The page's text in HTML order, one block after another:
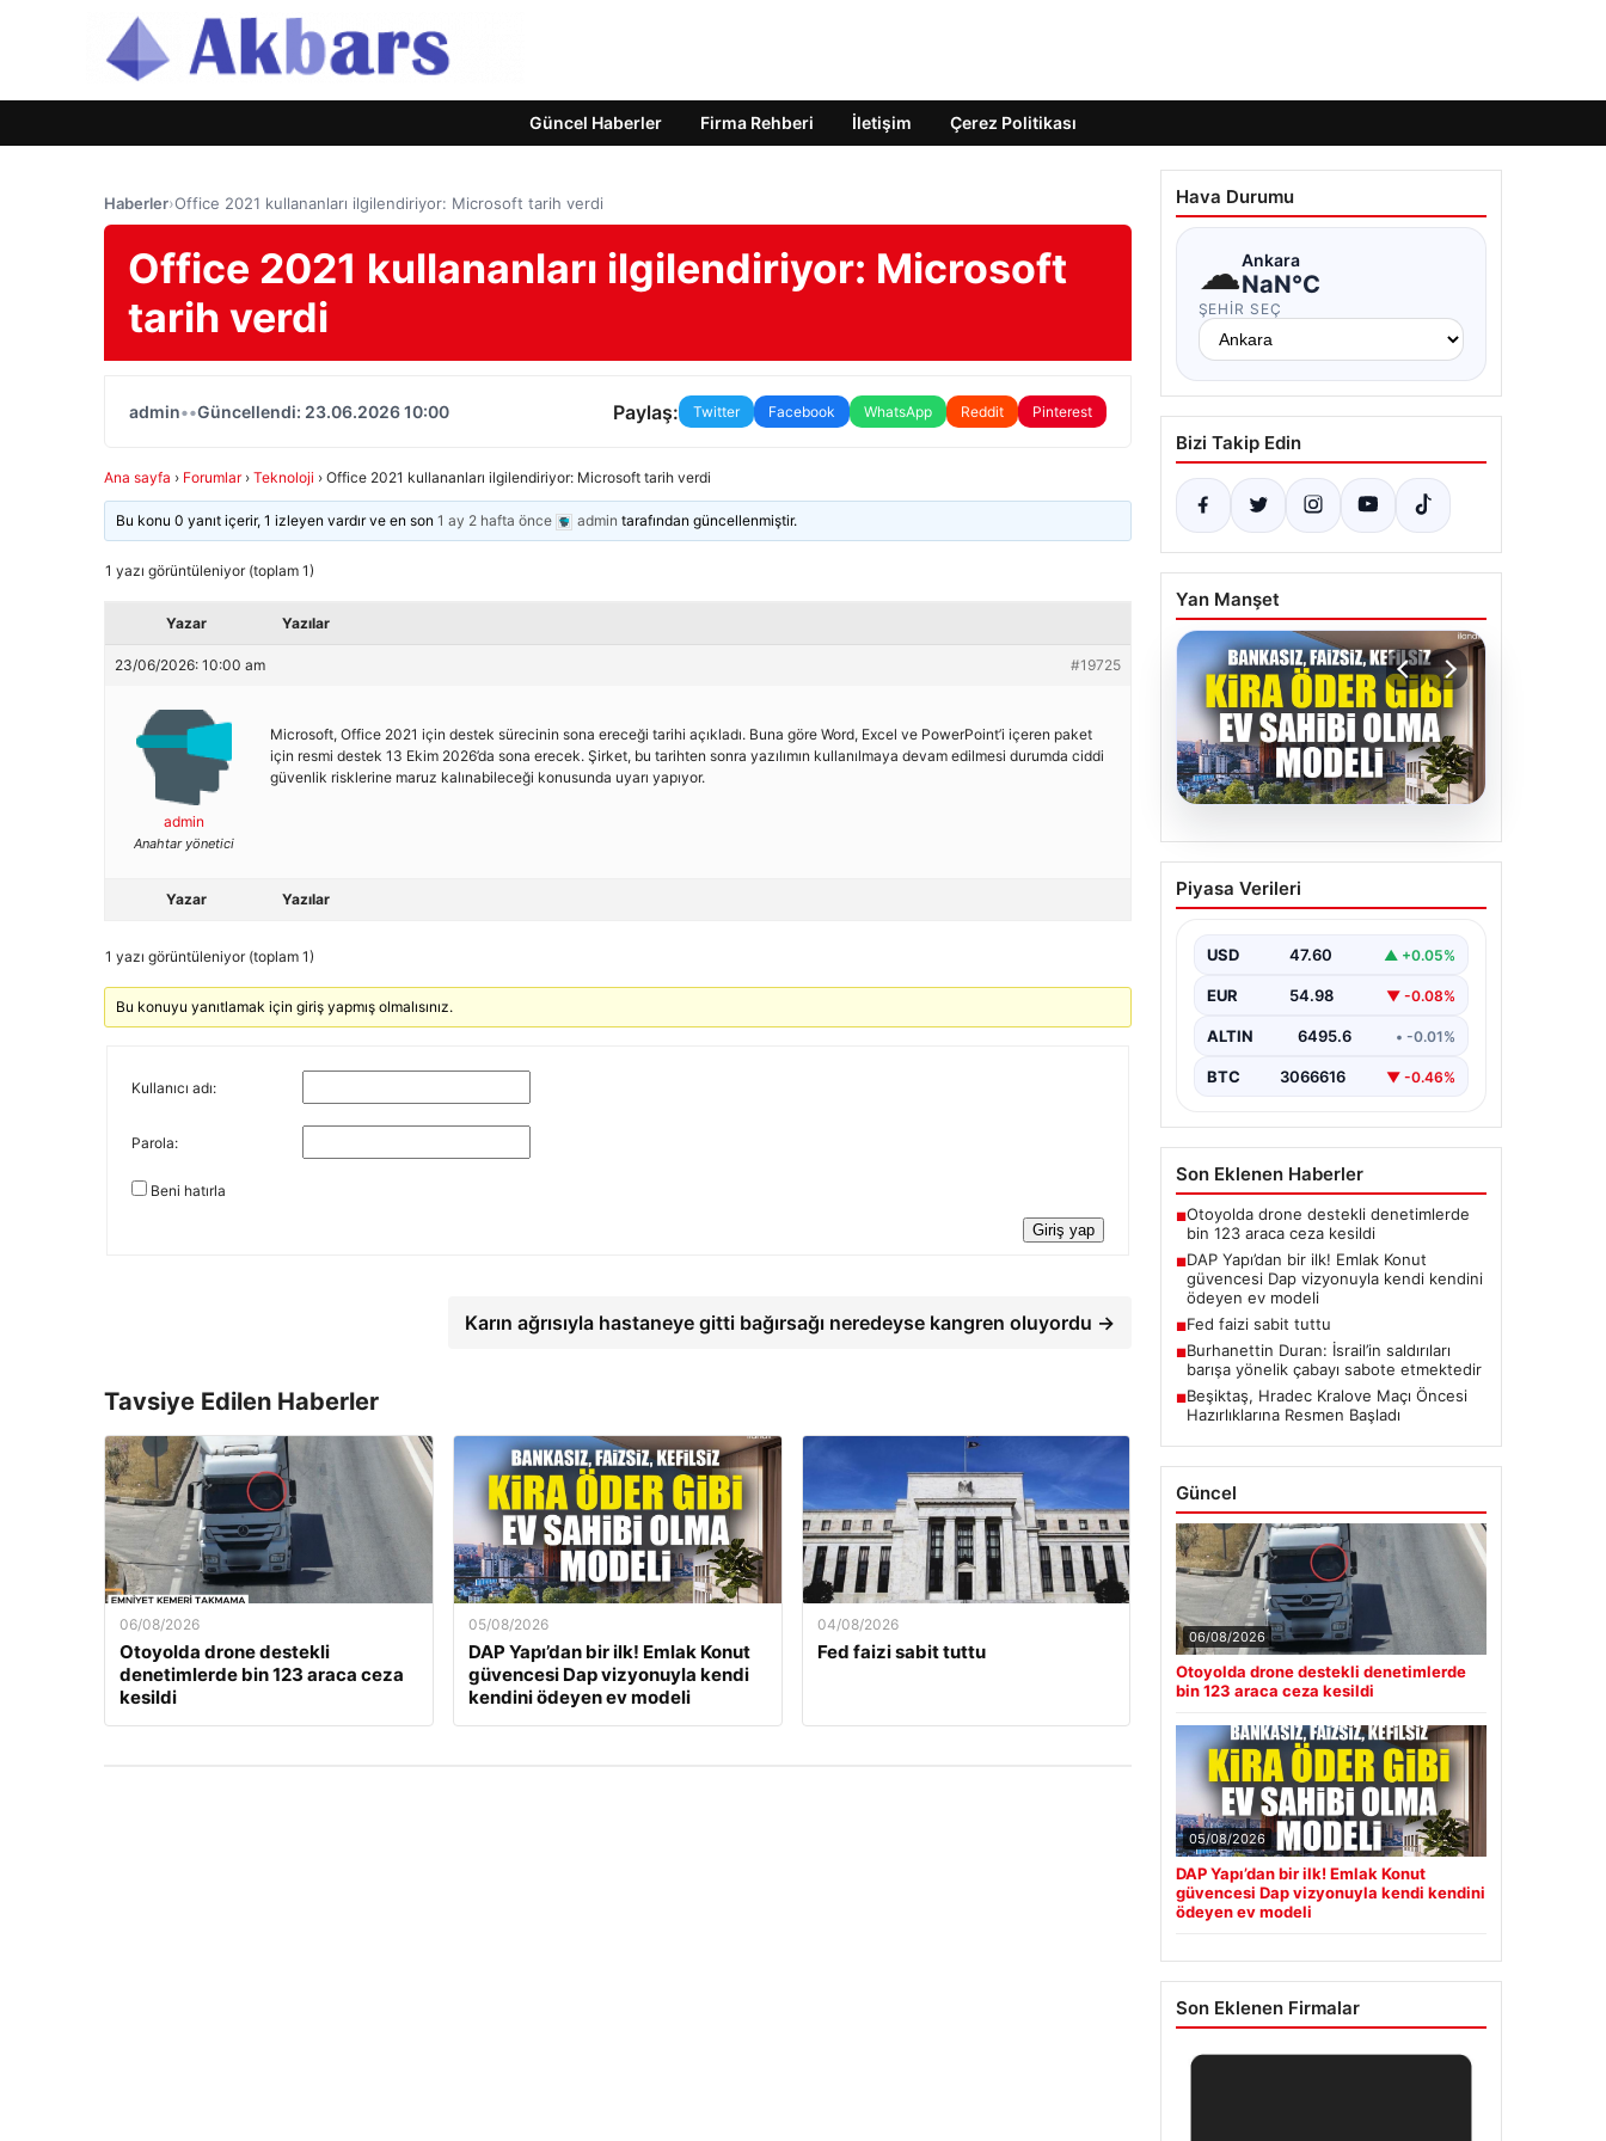
Güncel Haberler Firma Rehberi İletişim Çerez Politikası
Haberler›Office 2021 kullananları ilgilendiriyor: Microsoft tarih verdi
Office 2021 kullananları ilgilendiriyor: Microsoft
tarih verdi
admin••Güncellendi: 23.06.2026 10:00 Paylaş: Twitter Facebook WhatsApp Reddit Pinterest
Ana sayfa › Forumlar › Teknoloji › Office 2021 kullananları ilgilendiriyor: Microsoft tarih verdi
Bu konu 0 yanıt içerir, 1 izleyen vardır ve en son1 ay 2 hafta önce admin tarafından güncellenmiştir.
1 yazı görüntüleniyor (toplam 1)
Yazar Yazılar
23/06/2026: 10:00 am #19725
admin
Anahtar yönetici
Microsoft, Office 2021 için destek sürecinin sona ereceği tarihi açıkladı. Buna göre Word, Excel ve PowerPoint’i içeren paket
için resmi destek 13 Ekim 2026’da sona erecek. Şirket, bu tarihten sonra yazılımın kullanılmaya devam edilmesi durumda ciddi
güvenlik risklerine maruz kalınabileceği konusunda uyarı yapıyor.
Yazar Yazılar
1 yazı görüntüleniyor (toplam 1)
Bu konuyu yanıtlamak için giriş yapmış olmalısınız.
Kullanıcı adı:
Parola:
Beni hatırla
Giriş yap
Karın ağrısıyla hastaneye gitti bağırsağı neredeyse kangren oluyordu →
Tavsiye Edilen Haberler
06/08/2026
Otoyolda drone destekli
denetimlerde bin 123 araca ceza
kesildi
05/08/2026
DAP Yapı’dan bir ilk! Emlak Konut
güvencesi Dap vizyonuyla kendi
kendini ödeyen ev modeli
04/08/2026
Fed faizi sabit tuttu
Hava Durumu
☁Ankara
NaN°C
ŞEHIR SEÇ
Bizi Takip Edin
Yan Manşet
05.08.2026
DAP Yapı’dan bir ilk!
Emlak Konut güvencesi
kendini ödeyen ev
modeli
Piyasa Verileri
USD 47.60 ▲ +0.05%
EUR 54.98 ▼ -0.08%
ALTIN 6495.6 • -0.01%
BTC 3066616 ▼ -0.46%
Son Eklenen Haberler
■Otoyolda drone destekli denetimlerde
bin 123 araca ceza kesildi
■DAP Yapı’dan bir ilk! Emlak Konut
güvencesi Dap vizyonuyla kendi kendini
ödeyen ev modeli
■Fed faizi sabit tuttu
■Burhanettin Duran: İsrail’in saldırıları
barışa yönelik çabayı sabote etmektedir
■Beşiktaş, Hradec Kralove Maçı Öncesi
Hazırlıklarına Resmen Başladı
Güncel
06/08/2026
Otoyolda drone destekli denetimlerde
bin 123 araca ceza kesildi
05/08/2026
DAP Yapı’dan bir ilk! Emlak Konut
güvencesi Dap vizyonuyla kendi kendini
ödeyen ev modeli
Son Eklenen Firmalar